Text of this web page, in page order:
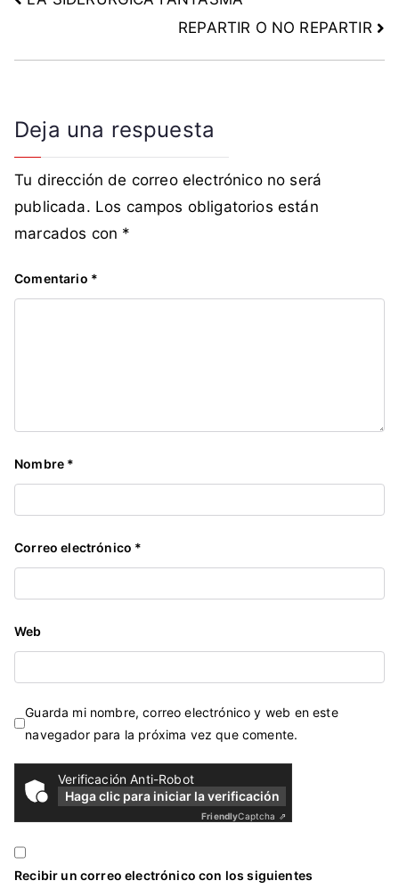
t
c
i
n
REPARTIR O NO REPARTIR
Deja una respuesta
Tu dirección de correo electrónico no será
publicada. Los campos obligatorios están
marcados con *
Comentario *
Nombre *
Correo electrónico *
Web
Guarda mi nombre, correo electrónico y web en este
navegador para la próxima vez que comente.
Verificación Anti-Robot
Haga clic para iniciar la verificación
FriendlyCaptcha ⇗
Recibir un correo electrónico con los siguientes